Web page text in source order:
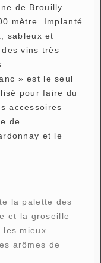
de Brouilly.
mètre. Implanté
sableux et
vins très
» est le seul
pour faire du
accessoires
de
et le
la palette des
et la groseille
les mieux
arômes de